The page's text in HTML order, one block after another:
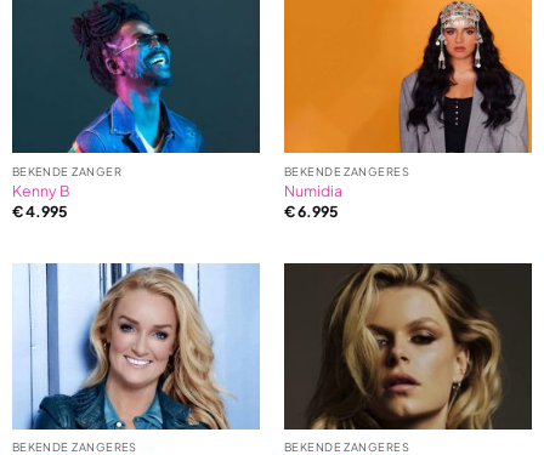
BEKENDE ZANGER
Kenny B
€4.995
BEKENDE ZANGERES
Numidia
€6.995
BEKENDE ZANGERES BEKENDE ZANGERES